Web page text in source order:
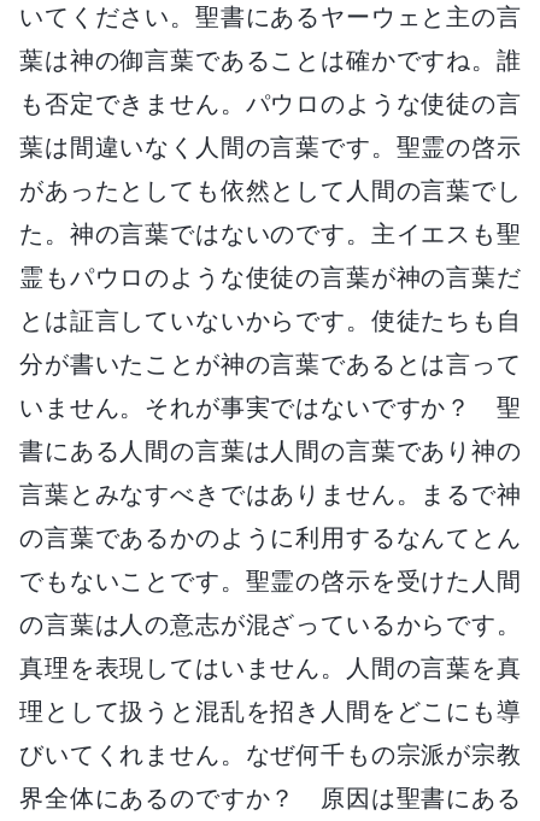
いてください。聖書にあるヤーウェと主の言
葉は神の御言葉であることは確かですね。誰
も否定できません。パウロのような使徒の言
葉は間違いなく人間の言葉です。聖霊の啓示
があったとしても依然として人間の言葉でし
た。神の言葉ではないのです。主イエスも聖
霊もパウロのような使徒の言葉が神の言葉だ
とは証言していないからです。使徒たちも自
分が書いたことが神の言葉であるとは言って
いません。それが事実ではないですか？ 聖
書にある人間の言葉は人間の言葉であり神の
言葉とみなすべきではありません。まるで神
の言葉であるかのように利用するなんてとん
でもないことです。聖霊の啓示を受けた人間
の言葉は人の意志が混ざっているからです。
真理を表現してはいません。人間の言葉を真
理として扱うと混乱を招き人間をどこにも導
びいてくれません。なぜ何千もの宗派が宗教
界全体にあるのですか？ 原因は聖書にある